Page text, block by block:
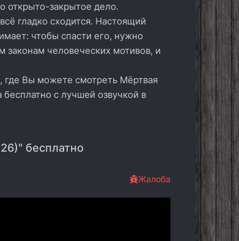
открыто-закрытое дело.
гладко сходится. Настоящий
чтобы спасти его, нужно
человеческих мотивов, и
где Вы можете смотреть Мёртвая
с лучшей озвучкой в
бесплатно
Жалоба